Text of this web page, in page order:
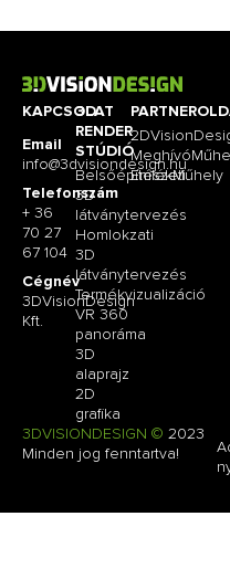
KAPCSOLAT
Email
info@3dvisiondesign.hu
Telefonszám
+ 36
70 27
67 104
Cégnév
3DVisionDesign
Kft.
3D
RENDER
STÚDIÓ
Belsőépítészeti
3D
látványtervezés
Homlokzati
3D
látványtervezés
Termékvizualizáció
VR 360
panoráma
3D
alaprajz
2D
grafika
EmlékMűhely
3DVISIONDESIGN © 2023
Minden jog fenntartva!